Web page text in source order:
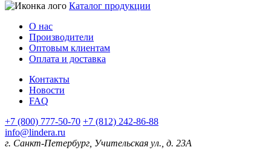
Каталог продукции
О нас
Производители
Оптовым клиентам
Оплата и доставка
Контакты
Новости
FAQ
+7 (800) 777-50-70 +7 (812) 242-86-88
info@lindera.ru
г. Санкт-Петербург, Учительская ул., д. 23А